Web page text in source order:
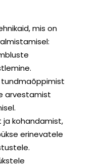
mis on
tundmaõppimist
arvestamist
kohandamist,
erinevatele